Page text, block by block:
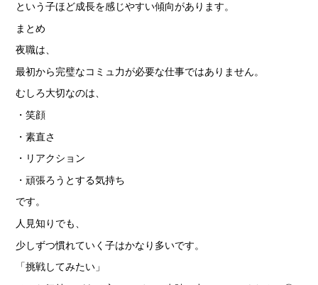
という子ほど成長を感じやすい傾向があります。
まとめ
夜職は、
最初から完璧なコミュ力が必要な仕事ではありません。
むしろ大切なのは、
・笑顔
・素直さ
・リアクション
・頑張ろうとする気持ち
です。
人見知りでも、
少しずつ慣れていく子はかなり多いです。
「挑戦してみたい」